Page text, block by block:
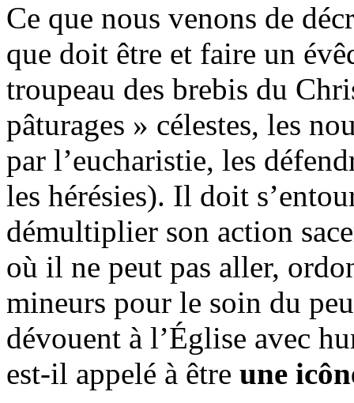
Ce que nous venons de
que doit être et faire un
troupeau des brebis du
pâturages » célestes, les
par l’eucharistie, les
les hérésies). Il doit
démultiplier son action
où il ne peut pas aller,
mineurs pour le soin du
dévouent à l’Église avec
est-il appelé à être une